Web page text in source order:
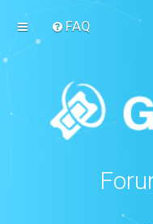
FAQ